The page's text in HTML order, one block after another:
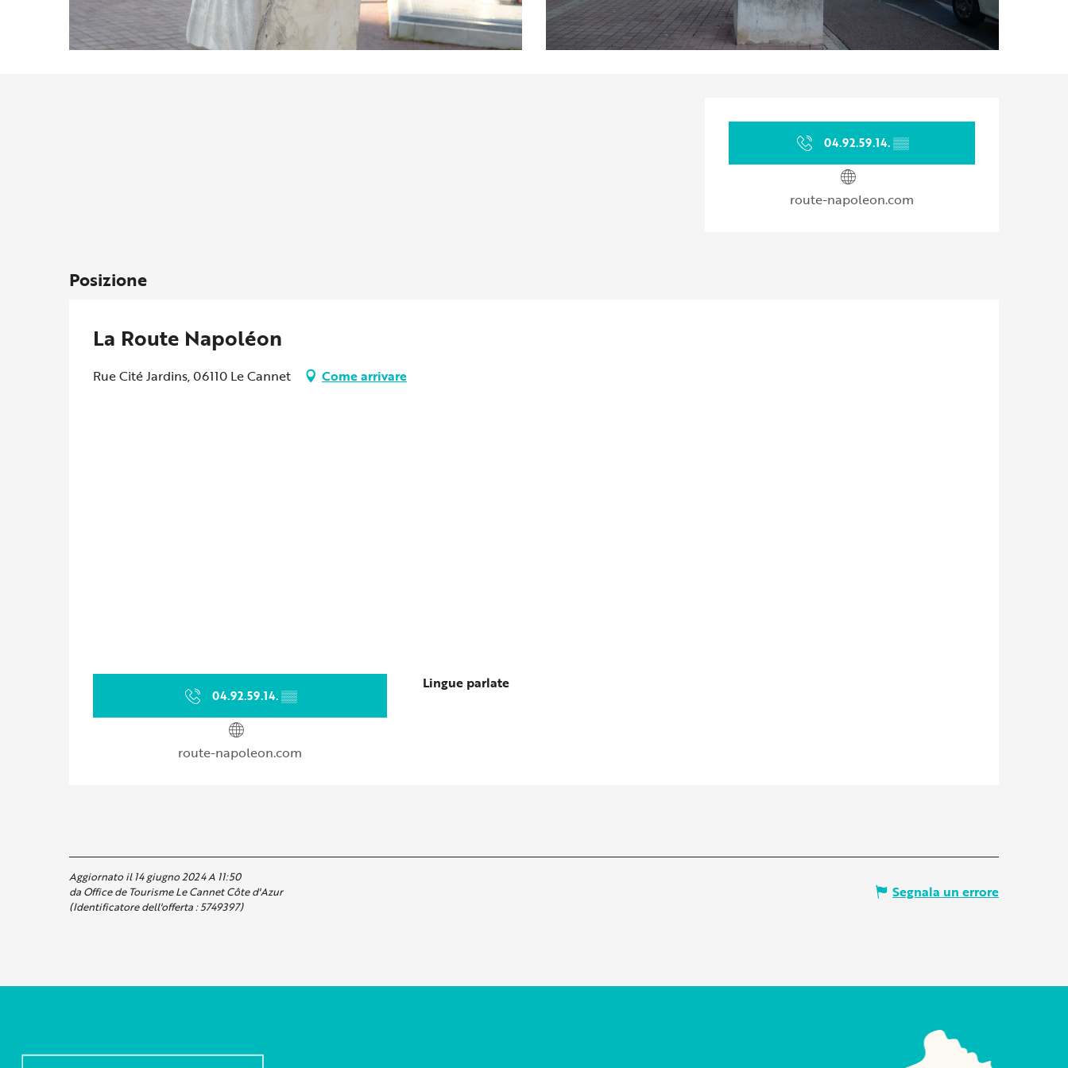
Orari e contatti
04.92.59.14.▒▒
route-napoleon.com
Posizione
La Route Napoléon
Rue Cité Jardins, 06110 Le Cannet Come arrivare
04.92.59.14.▒▒
route-napoleon.com
Lingue parlate
Lingue parlate
Aggiornato il 14 giugno 2024 A 11:50
da Office de Tourisme Le Cannet Côte d'Azur
(Identificatore dell'offerta :5749397)
Segnala un errore